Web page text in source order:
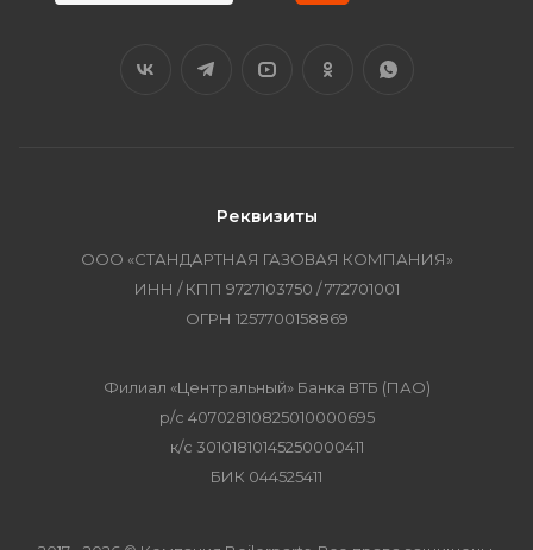
Реквизиты
ООО «СТАНДАРТНАЯ ГАЗОВАЯ КОМПАНИЯ»
ИНН / КПП 9727103750 / 772701001
ОГРН 1257700158869
Филиал «Центральный» Банка ВТБ (ПАО)
р/с 40702810825010000695
к/с 30101810145250000411
БИК 044525411